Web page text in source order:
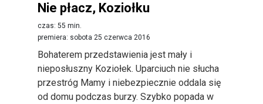
Nie płacz, Koziołku
czas: 55 min.
premiera: sobota 25 czerwca 2016
Bohaterem przedstawienia jest mały i
nieposłuszny Koziołek. Uparciuch nie słucha
przestróg Mamy i niebezpiecznie oddala się
od domu podczas burzy. Szybko popada w